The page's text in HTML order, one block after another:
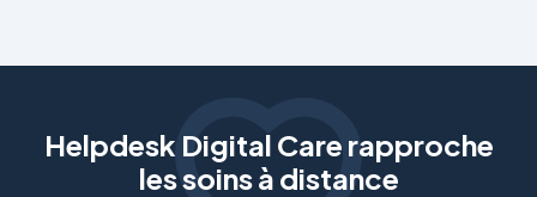
Helpdesk Digital Care rapproche
les soins à distance